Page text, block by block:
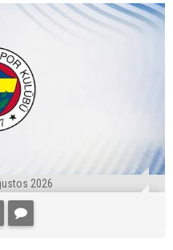
2026